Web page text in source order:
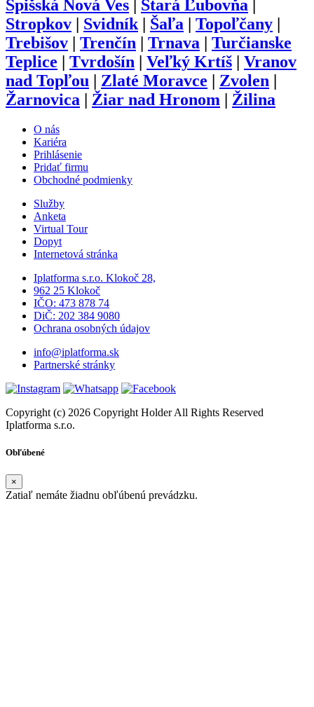
Spišská Nová Ves
Stará Ľubovňa
Stropkov
Svidník| Šaľa Topoľčany
Trebišov
Trenčín Trnava
Turčianske
Teplice
Tvrdošín Veľký Krtíš
Vranov
nad Topľou
Zlaté Moravce Zvolen
Žarnovica
Žiar nad Hronom Žilina
O nás
Kariéra
Prihlásenie
Pridať firmu
Obchodné podmienky
Služby
Anketa
Virtual Tour
Dopyt
Internetová stránka
Iplatforma s.r.o. Klokoč 28,
962 25 Klokoč
IČO: 473 878 74
DiČ: 202 384 9080
Ochrana osobných údajov
info@iplatforma.sk
Partnerské stránky
Copyright (c) 2026 Copyright Holder All Rights Reserved
Iplatforma s.r.o.
Obľúbené
×
Zatiaľ nemáte žiadnu obľúbenú prevádzku.